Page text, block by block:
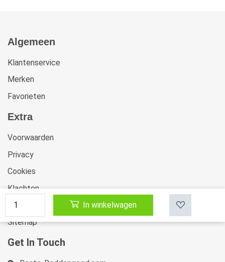
In winkelwagen
Algemeen
Klantenservice
Merken
Favorieten
Extra
Voorwaarden
Privacy
Cookies
Klachten
Retourneren & Ruilen
Sitemap
Get In Touch